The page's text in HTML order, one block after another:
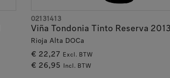
Viña Tondonia Tinto Reserva
Rioja Alta DOCa
€ 22,27 Excl. BTW
€ 26,95 Incl. BTW
02131413